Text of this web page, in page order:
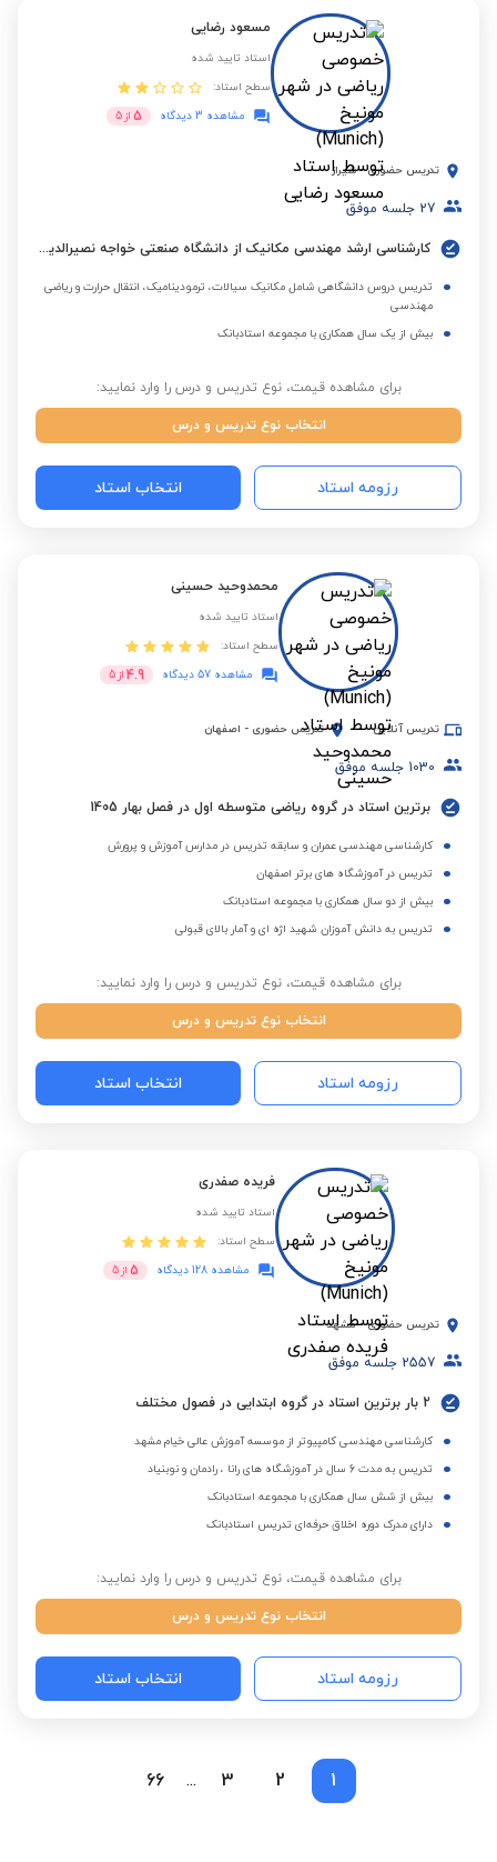
مسعود رضایی
استاد تایید شده
سطح استاد:
مشاهده 3 دیدگاه
5 از 5
تدریس حضوری - شیراز
27 جلسه موفق
کارشناسی ارشد مهندسی مکانیک از دانشگاه صنعتی خواجه نصیرالدین طوسی
تدریس دروس دانشگاهی شامل مکانیک سیالات، ترمودینامیک، انتقال حرارت و ریاضی
مهندسی
بیش از یک سال همکاری با مجموعه استادبانک
برای مشاهده قیمت، نوع تدریس و درس را وارد نمایید:
انتخاب نوع تدریس و درس
رزومه استاد انتخاب استاد
محمدوحید حسینی‌
استاد تایید شده
سطح استاد:
مشاهده 57 دیدگاه
4.9 از 5
تدریس آنلاین تدریس حضوری - اصفهان
1030 جلسه موفق
برترین استاد در گروه ریاضی متوسطه اول در فصل بهار 1405
کارشناسی مهندسی عمران و سابقه تدریس در مدارس آموزش و پرورش
تدریس در آموزشگاه های برتر اصفهان
بیش از دو سال همکاری با مجموعه استادبانک
تدریس به دانش آموزان شهید اژه ای و آمار بالای قبولی
برای مشاهده قیمت، نوع تدریس و درس را وارد نمایید:
انتخاب نوع تدریس و درس
رزومه استاد انتخاب استاد
فریده صفدری
استاد تایید شده
سطح استاد:
مشاهده 128 دیدگاه
5 از 5
تدریس حضوری - مشهد
2557 جلسه موفق
2 بار برترین استاد در گروه ابتدایی در فصول مختلف
کارشناسی مهندسی کامپیوتر از موسسه آموزش عالی خیام مشهد
تدریس به مدت 6 سال در آموزشگاه های رانا ، رادمان و نوبنیاد
بیش از شش سال همکاری با مجموعه استادبانک
دارای مدرک دوره اخلاق حرفه‌ای تدریس استادبانک
برای مشاهده قیمت، نوع تدریس و درس را وارد نمایید:
انتخاب نوع تدریس و درس
رزومه استاد انتخاب استاد
1
2
3
...
66